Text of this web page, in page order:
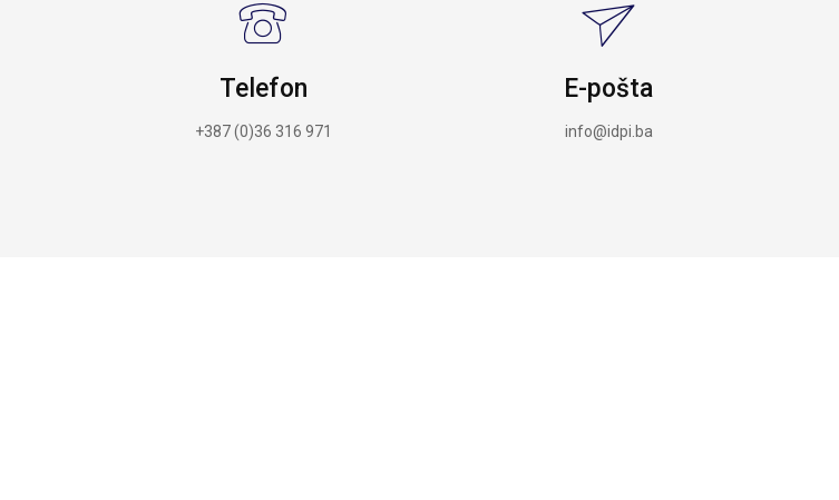
Telefon
+387 (0)36 316 971
E-pošta
info@idpi.ba